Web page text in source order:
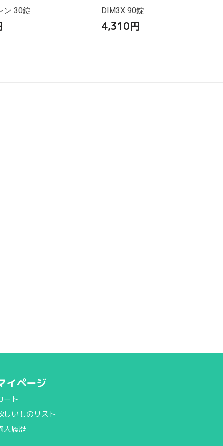
ン 30錠 DIM3X 90錠
4,310円
イページ
ート
しいものリスト
入履歴